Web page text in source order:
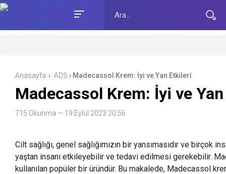
Anasayfa › ADS › Madecassol Krem: İyi ve Yan Etkileri
Madecassol Krem: İyi ve
715 Okunma — 19 Eylül 2023 20:56
Cilt sağlığı, genel sağlığımızın bir yansımasıdır ve birçok
yaştan insanı etkileyebilir ve tedavi edilmesi gerekebilir.
kullanılan popüler bir üründür. Bu makalede, Madecassol